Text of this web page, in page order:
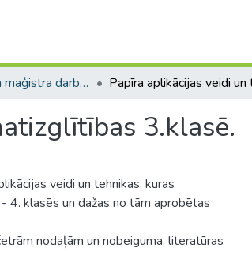
Bakalaura un maģistra darbi (PPMF) / Bachelor's and Master's theses
3.klasē.
veidi un tehnikas, kuras
4. klasēs un dažas no tām aprobētas
nodaļām un nobeiguma, literatūras